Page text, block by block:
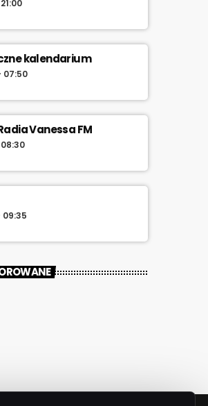
kalendarium
07:50
Vanessa FM
09:35